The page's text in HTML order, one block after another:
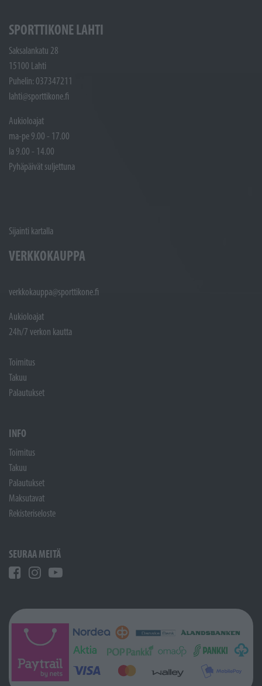
SPORTTIKONE LAHTI
Saksalankatu 28
15100 Lahti
Puhelin: 037347211
lahti@sporttikone.fi
Aukioloajat
ma-pe 9.00 - 17.00
la 9.00 - 14.00
Pyhäpäivät suljettuna
Sijainti kartalla
VERKKOKAUPPA
verkkokauppa@sporttikone.fi
Aukioloajat
24h/7 verkon kautta
Toimitus
Takuu
Palautukset
INFO
Toimitus
Takuu
Palautukset
Maksutavat
Rekisteriseloste
SEURAA MEITÄ